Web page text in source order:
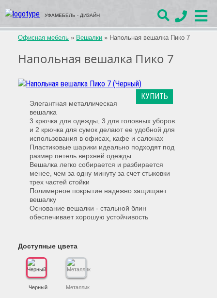
УФАМЕБЕЛЬ - ДИЗАЙН
Офисная мебель » Вешалки » Напольная вешалка Пико 7
Напольная вешалка Пико 7
КУПИТЬ
Элегантная металлическая
вешалка
3 крючка для одежды, 3 для головных уборов
и 2 крючка для сумок делают ее удобной для
использования в офисах, кафе и салонах
Пластиковые шарики идеально подходят под
размер петель верхней одежды
Вешалка легко собирается и разбирается
менее, чем за одну минуту за счет стыковки
трех частей стойки
Полимерное покрытие надежно защищает
вешалку
Основание вешалки - стальной блин
обеспечивает хорошую устойчивость
Доступные цвета
Черный Металлик